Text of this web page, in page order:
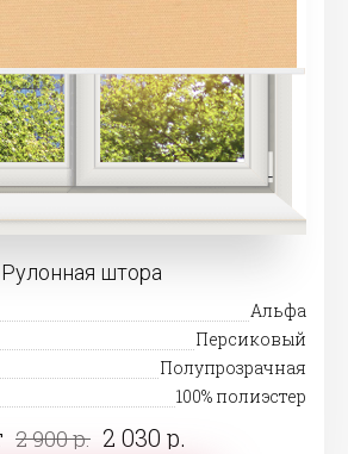
Рулонная штора
Альфа
Персиковый
Полупрозрачная
100% полиэстер
2 900 р. 2 030 р.